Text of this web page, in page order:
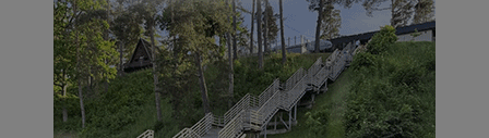
serwisu wRegulaminie Serwisu.
Administratorem Twoich danych jest: Agencja
Reklamowa Kreacja Monika Borkowska, z siedzibą ul.
Wiejska 17, 11-500 Giżycko. Możesz z nami
skontaktować się za pośrednictwem tejstrony.